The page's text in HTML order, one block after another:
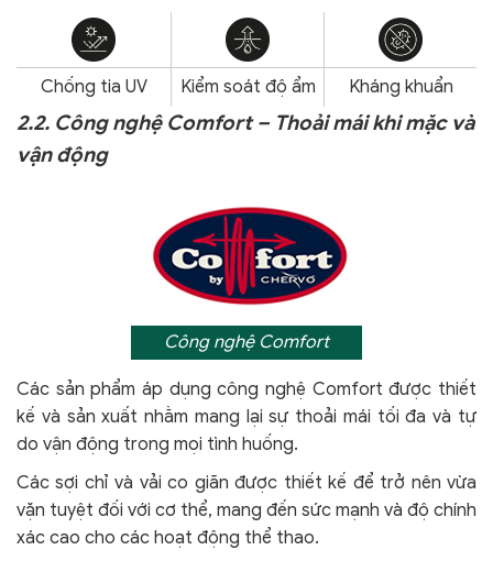
Chống tia UV Kiểm soát độ ẩm Kháng khuẩn
2.2. Công nghệ Comfort – Thoải mái khi mặc và
vận động
Công nghệ Comfort
Các sản phẩm áp dụng công nghệ Comfortđược thiết
kế và sản xuất nhằm mang lại sự thoải mái tối đa và tự
do vận động trong mọi tình huống.
Các sợi chỉ và vải co giãn được thiết kế để trở nên vừa
vặn tuyệt đối với cơ thể, mang đến sức mạnh và độ chính
xác cao cho các hoạt động thể thao.